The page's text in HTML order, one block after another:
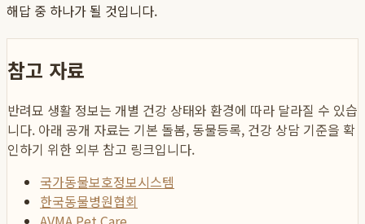
해답 중 하나가 될 것입니다.
참고 자료
반려묘 생활 정보는 개별 건강 상태와 환경에 따라 달라질 수 있습
니다. 아래 공개 자료는 기본 돌봄, 동물등록, 건강 상담 기준을 확
인하기 위한 외부 참고 링크입니다.
국가동물보호정보시스템
한국동물병원협회